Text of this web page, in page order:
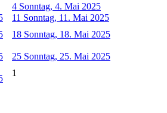
4 Sonntag, 4. Mai 2025
11 Sonntag, 11. Mai 2025
18 Sonntag, 18. Mai 2025
25 Sonntag, 25. Mai 2025
1